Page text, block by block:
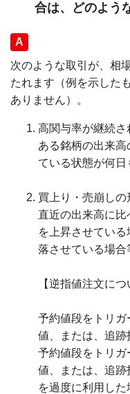
合は、どのよう
回答
次のような取引が、相
たれます（例を示した
ありません）。
高関与率が継続さ
ある銘柄の出来
ている状態が何日
買上り・売崩し
直近の出来高に
を上昇させてい
落させている場合
【逆指値注文につ
予約値段をトリ
値、または、追跡
予約値段をトリ
値、または、追跡
を過度に利用し